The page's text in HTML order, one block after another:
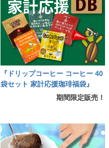
『ドリップコーヒー コーヒー 40
袋セット 家計応援珈琲福袋』
期間限定販売！